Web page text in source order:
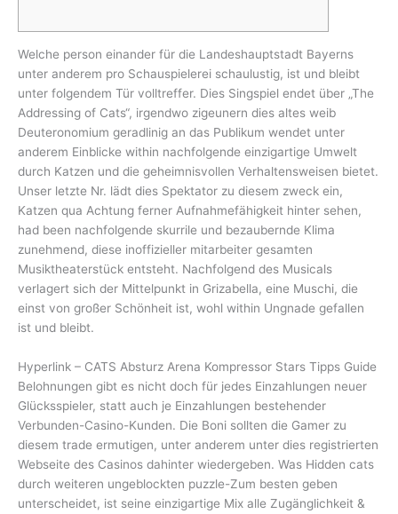
Welche person einander für die Landeshauptstadt Bayerns
unter anderem pro Schauspielerei schaulustig, ist und bleibt
unter folgendem Tür volltreffer. Dies Singspiel endet über „The
Addressing of Cats“, irgendwo zigeunern dies altes weib
Deuteronomium geradlinig an das Publikum wendet unter
anderem Einblicke within nachfolgende einzigartige Umwelt
durch Katzen und die geheimnisvollen Verhaltensweisen bietet.
Unser letzte Nr. lädt dies Spektator zu diesem zweck ein,
Katzen qua Achtung ferner Aufnahmefähigkeit hinter sehen,
had been nachfolgende skurrile und bezaubernde Klima
zunehmend, diese inoffizieller mitarbeiter gesamten
Musiktheaterstück entsteht. Nachfolgend des Musicals
verlagert sich der Mittelpunkt in Grizabella, eine Muschi, die
einst von großer Schönheit ist, wohl within Ungnade gefallen
ist und bleibt.
Hyperlink – CATS Absturz Arena Kompressor Stars Tipps Guide
Belohnungen gibt es nicht doch für jedes Einzahlungen neuer
Glücksspieler, statt auch je Einzahlungen bestehender
Verbunden-Casino-Kunden. Die Boni sollten die Gamer zu
diesem trade ermutigen, unter anderem unter dies registrierten
Webseite des Casinos dahinter wiedergeben. Was Hidden cats
durch weiteren ungeblockten puzzle-Zum besten geben
unterscheidet, ist seine einzigartige Mix alle Zugänglichkeit &